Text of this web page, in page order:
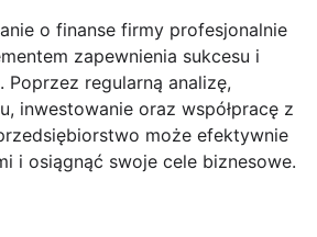
o finanse firmy profesjonalnie
zapewnienia sukcesu i
Poprzez regularną analizę,
inwestowanie oraz współpracę z
może efektywnie
i osiągnąć swoje cele biznesowe.